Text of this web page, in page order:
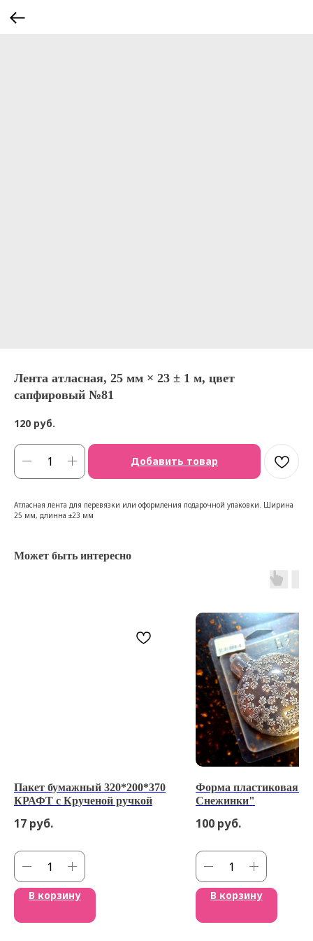
Лента атласная, 25 мм × 23 ± 1 м, цвет
сапфировый №81
120 руб.
Добавить товар
Атласная лента для перевязки или оформления подарочной упаковки. Ширина
25 мм, длинна ±23 мм
Может быть интересно
Пакет бумажный 320*200*370
КРАФТ с Крученой ручкой
17 руб.
В корзину
Форма пластиковая
Снежинки"
100 руб.
В корзину